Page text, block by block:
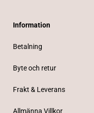
Information
Betalning
Byte och retur
Frakt & Leverans
Allmänna Villkor